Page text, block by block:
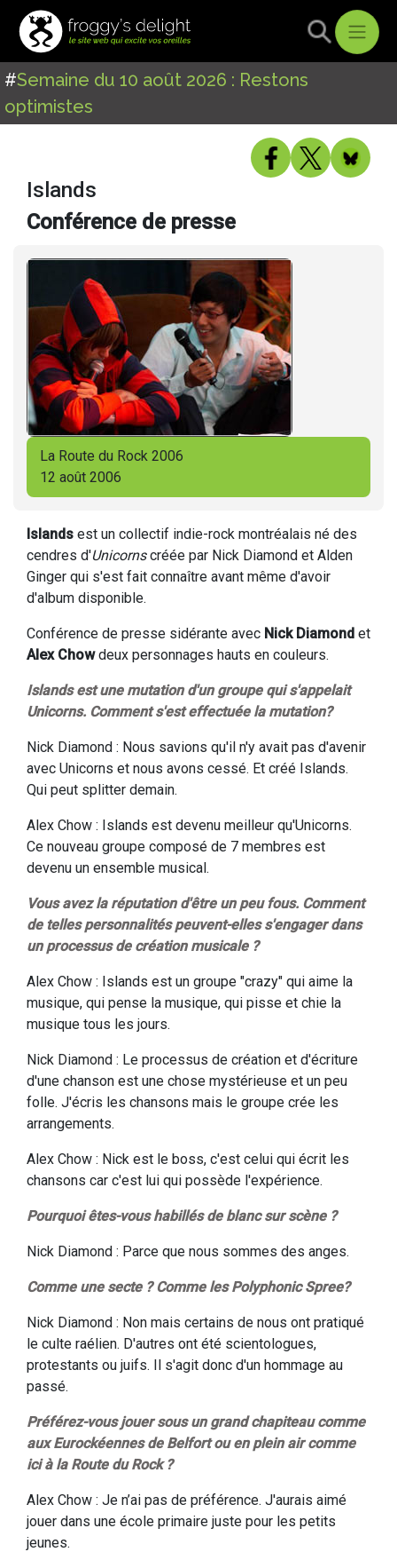
#Semaine du 10 août 2026 : Restons
optimistes
Islands
Conférence de presse
La Route du Rock 2006
12 août 2006
Islands est un collectif indie-rock montréalais né des
cendres d'Unicornscréée par Nick Diamond et Alden
Ginger qui s'est fait connaître avant même d'avoir
d'album disponible.
Conférence de presse sidérante avec Nick Diamond et
Alex Chowdeux personnages hauts en couleurs.
Islands est une mutation d'un groupe qui s'appelait
Unicorns. Comment s'est effectuée la mutation?
Nick Diamond : Nous savions qu'il n'y avait pas d'avenir
avec Unicorns et nous avons cessé. Et créé Islands.
Qui peut splitter demain.
Alex Chow : Islands est devenu meilleur qu'Unicorns.
Ce nouveau groupe composé de 7 membres est
devenu un ensemble musical.
Vous avez la réputation d'être un peu fous. Comment
de telles personnalités peuvent-elles s'engager dans
un processus de création musicale ?
Alex Chow : Islands est un groupe "crazy" qui aime la
musique, qui pense la musique, qui pisse et chie la
musique tous les jours.
Nick Diamond : Le processus de création et d'écriture
d'une chanson est une chose mystérieuse et un peu
folle. J'écris les chansons mais le groupe crée les
arrangements.
Alex Chow : Nick est le boss, c'est celui qui écrit les
chansons car c'est lui qui possède l'expérience.
Pourquoi êtes-vous habillés de blanc sur scène ?
Nick Diamond : Parce que nous sommes des anges.
Comme une secte ? Comme les Polyphonic Spree?
Nick Diamond : Non mais certains de nous ont pratiqué
le culte raélien. D'autres ont été scientologues,
protestants ou juifs. Il s'agit donc d'un hommage au
passé.
Préférez-vous jouer sous un grand chapiteau comme
aux Eurockéennes de Belfort ou en plein air comme
ici à la Route du Rock ?
Alex Chow : Je n’ai pas de préférence. J'aurais aimé
jouer dans une école primaire juste pour les petits
jeunes.